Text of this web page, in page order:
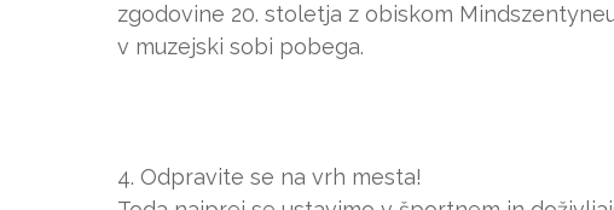
zgodovine 20. stoletja z obiskom
v muzejski sobi pobega.
4. Odpravite se na vrh mesta!